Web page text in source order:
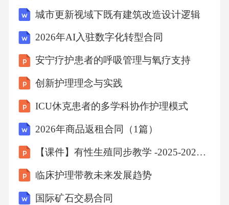
得外泄给任何第三方。第十八条保密条款1.保密
信息：本协议中涉及到的商业秘密、技术秘
密、客户信息等均属于保密信息。2.保密义务：
双方对本协议中的保密信息负有保密义务，未
经对方同意，不得向任何第三方外泄。3.保密期
后三年。第十九条通知1.通知方式：双方之间的
通知应以书面形式进行，可以通过邮寄、电子
邮件、传真等方式发送。2.通知送达：通知送达
时间以收件人实际收到通知的时间为准。第二
十条其他1.本协议未尽事宜，双方可另行协商解
决。2.本协议自双方签字盖章之日起生效，一式
城市更新视域下既有建筑改造设计逻辑
2026年AI入驻数字化转型合同
安宁疗护患者的呼吸管理与氧疗支持
创新护理理念与实践
ICU休克患者的多学科协作护理模式
2026年商品返租合同（1篇）
【课件】有性生殖同步教学 -2025-2026学年人教版生物八年级下册
临床护理带教未来发展趋势
国际矿石交易合同